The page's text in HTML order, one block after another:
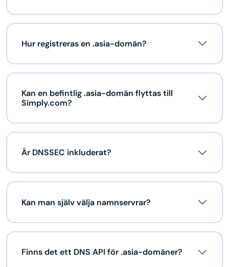
Hur registreras en .asia-domän?
Kan en befintlig .asia-domän flyttas till
Simply.com?
Är DNSSEC inkluderat?
Kan man själv välja namnservrar?
Finns det ett DNS API för .asia-domäner?